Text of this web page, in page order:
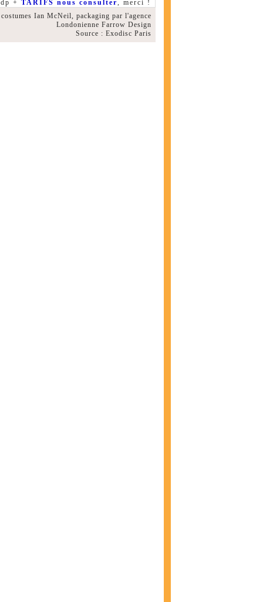
+ TARIFS nous consulter, merci !
Ian McNeil, packaging par l'agence
Londonienne Farrow Design
Source : Exodisc Paris